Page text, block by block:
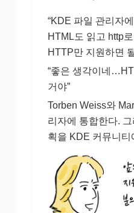
“KDE 파일 관리자
HTML도 읽고 http
HTTP만 지원하면
“좋은 생각이네
거야”
Torben Weiss와
리자에 통합한다.
획을 KDE 커뮤니티